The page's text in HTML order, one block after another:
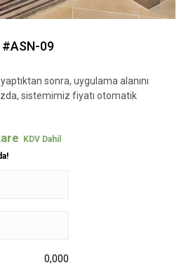
#ASN-09
sonra, uygulama alanını
sistemimiz fiyatı otomatik
0,000